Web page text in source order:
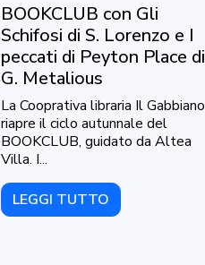
BOOKCLUB con Gli
Schifosi di S. Lorenzo e I
peccati di Peyton Place di
G. Metalious
La Cooprativa libraria Il Gabbiano
riapre il ciclo autunnale del
BOOKCLUB, guidato da Altea
Villa. I...
LEGGI TUTTO